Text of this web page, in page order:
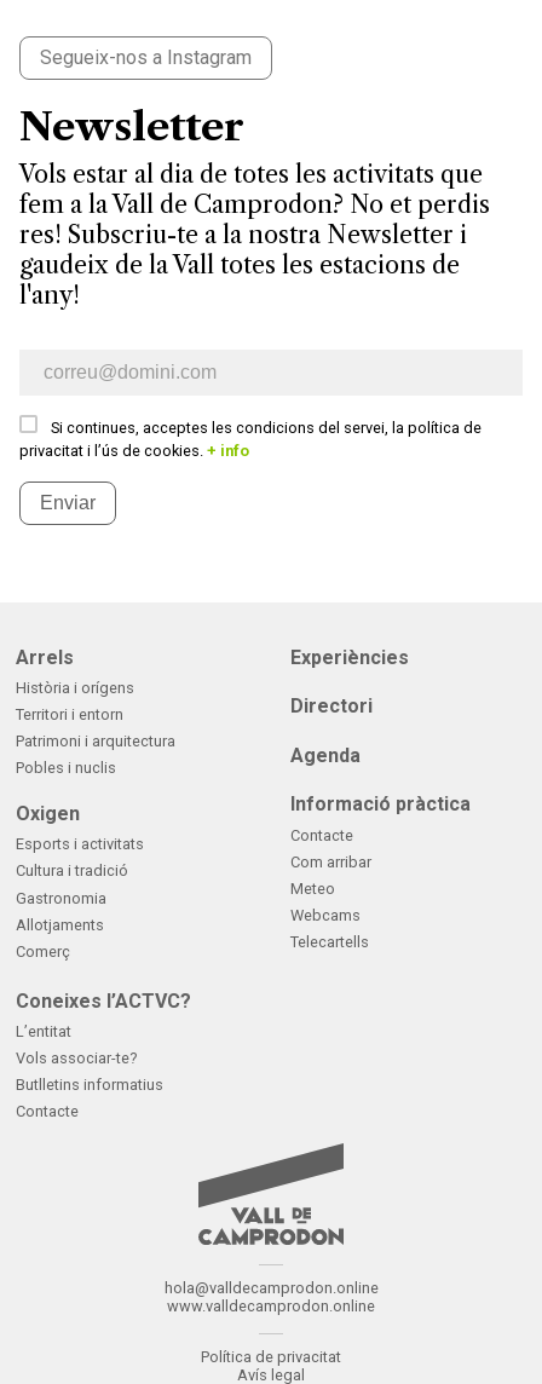
Segueix-nos a Instagram
Newsletter
Vols estar al dia de totes les activitats que
fem a la Vall de Camprodon? No et perdis
res! Subscriu-te a la nostra Newsletter i
gaudeix de la Vall totes les estacions de
l'any!
E-mail newsletter
Si continues, acceptes les condicions del servei, la política de
privacitat i l’ús de cookies. + info
Enviar
hola@valldecamprodon.online
www.valldecamprodon.online
Política de privacitat
Avís legal
Arrels
Història i orígens
Territori i entorn
Patrimoni i arquitectura
Pobles i nuclis
Oxigen
Esports i activitats
Cultura i tradició
Gastronomia
Allotjaments
Comerç
Experiències
Directori
Agenda
Informació pràctica
Contacte
Com arribar
Meteo
Webcams
Telecartells
Coneixes l’ACTVC?
L’entitat
Vols associar-te?
Butlletins informatius
Contacte